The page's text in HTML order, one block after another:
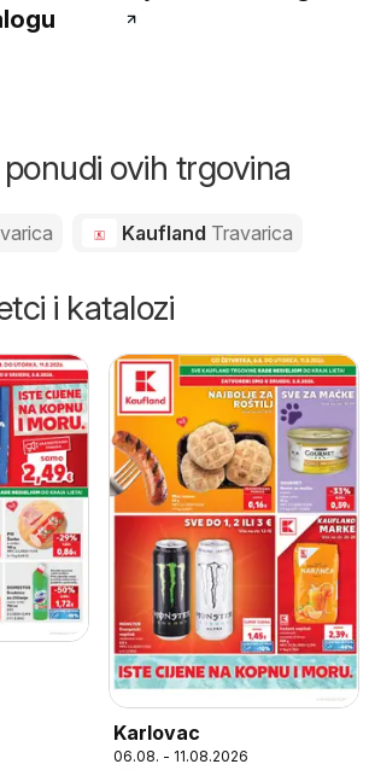
ovih trgovina
Kaufland Travarica
i katalozi
Karlovac
06.08. - 11.08.2026